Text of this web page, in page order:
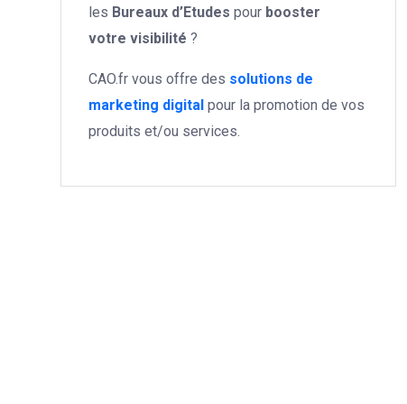
les Bureaux d’Etudes pour booster
votre visibilité ?
CAO.fr vous offre des solutions de
marketing digital pour la promotion de vos
produits et/ou services.